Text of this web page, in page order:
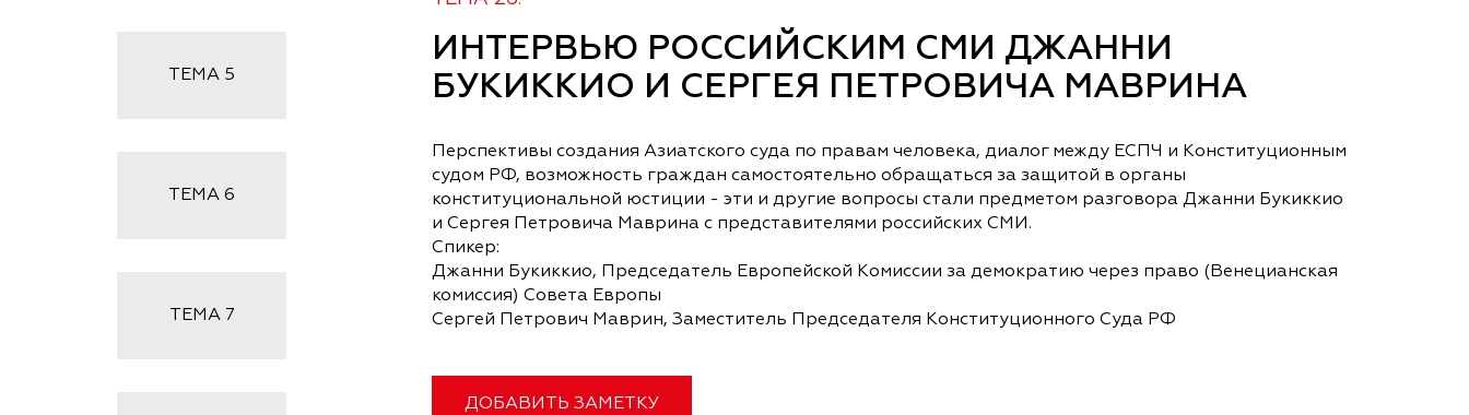
ТЕМА 5
ТЕМА 6
ТЕМА7
ИНТЕРВЬЮ РОССИЙСКИМ СМИ ДЖАННИ
БУКИККИО И СЕРГЕЯ ПЕТРОВИЧА МАВРИНА
Перспективы создания Азиатского суда по правам человека, диалог между ЕСПЧ и Конституционным
судом РФ, возможность граждан самостоятельно обращаться за защитой в органы
конституциональной юстиции - эти и другие вопросы стали предметом разговора Джанни Букиккио
и Сергея Петровича Маврина с представителями российских СМИ.
Спикер:
Джанни Букиккио, Председатель Европейской Комиссии за демократию через право (Венецианская
комиссия) Совета Европы
Сергей Петрович Маврин, Заместитель Председателя Конституционного Суда РФ
ДОБАВИТЬ ЗАМЕТКУ